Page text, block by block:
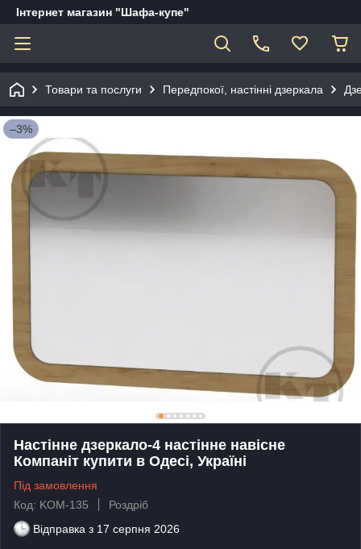
Інтернет магазин "Шафа-купе"
Товари та послуги Передпокої, настінні дзеркала
–3%
Настінне дзеркало-4 настінне навісне
Компаніт купити в Одесі, Україні
Під замовлення
Код: KOM-135
Роздріб
Відправка з 17 серпня 2026